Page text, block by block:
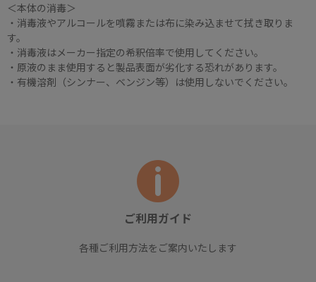
ご利用ガイド
各種ご利用方法をご案内いたします
＜本体の消毒＞
・消毒液やアルコールを噴霧または布に染み込ませて拭き取りま
す。
・消毒液はメーカー指定の希釈倍率で使用してください。
・原液のまま使用すると製品表面が劣化する恐れがあります。
・有機溶剤（シンナー、ベンジン等）は使用しないでください。